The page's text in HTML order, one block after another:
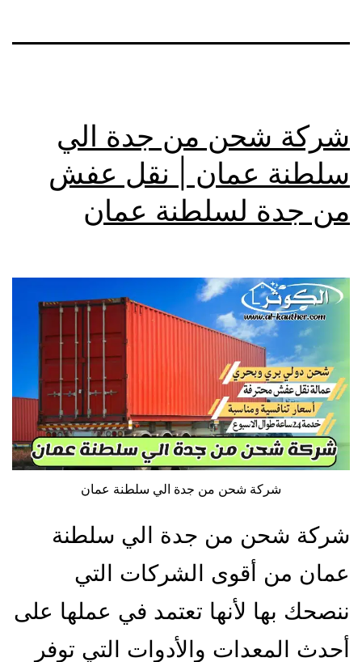
شركة شحن من جدة الي
سلطنة عمان | نقل عفش
من جدة لسلطنة عمان
شركة شحن من جدة الي سلطنة عمان
شركة شحن من جدة الي سلطنة
عمان من أقوى الشركات التي
ننصحك بها لأنها تعتمد في عملها على
أحدث المعدات والأدوات التي توفر